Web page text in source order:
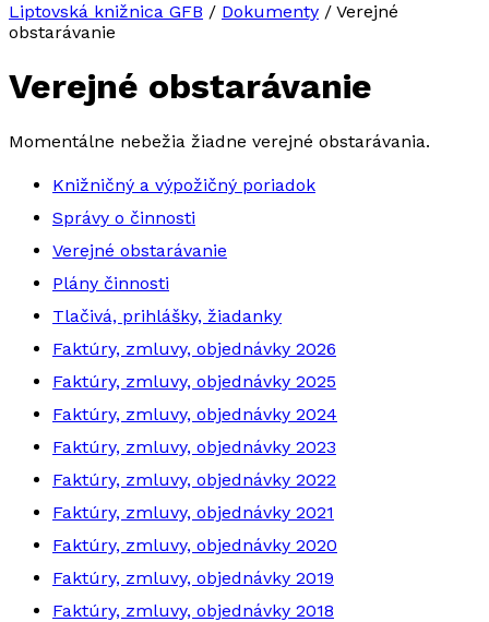
Liptovská knižnica GFB / Dokumenty / Verejné
obstarávanie
Verejné obstarávanie
Momentálne nebežia žiadne verejné obstarávania.
Knižničný a výpožičný poriadok
Správy o činnosti
Verejné obstarávanie
Plány činnosti
Tlačivá, prihlášky, žiadanky
Faktúry, zmluvy, objednávky 2026
Faktúry, zmluvy, objednávky 2025
Faktúry, zmluvy, objednávky 2024
Faktúry, zmluvy, objednávky 2023
Faktúry, zmluvy, objednávky 2022
Faktúry, zmluvy, objednávky 2021
Faktúry, zmluvy, objednávky 2020
Faktúry, zmluvy, objednávky 2019
Faktúry, zmluvy, objednávky 2018